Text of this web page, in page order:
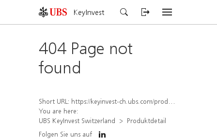
KeyInvest
404 Page not
found
Short URL: https://keyinvest-ch.ubs.com/produkt/detail/index/isin/CH1459073479
You are here:
UBS KeyInvest Switzerland
Produktdetail
Folgen Sie uns auf